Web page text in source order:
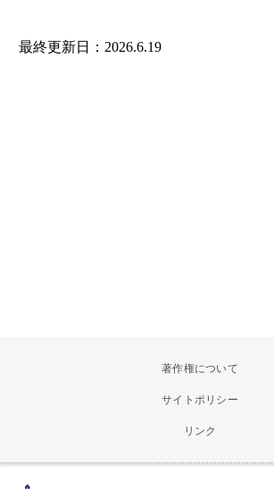
著作権について
サイトポリシー
リンク